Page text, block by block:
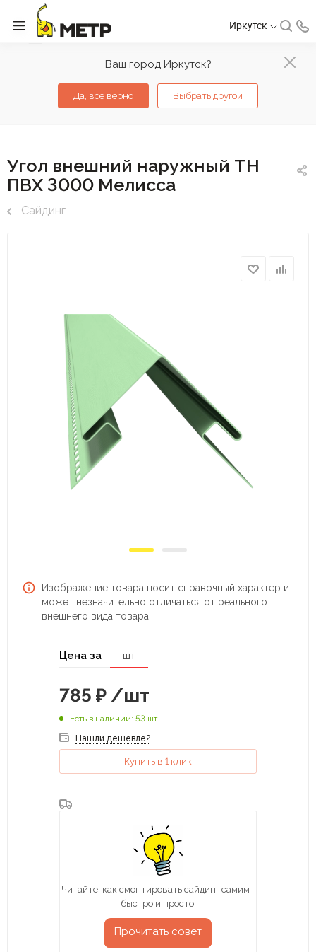
Ваш город Иркутск?
Да, все верно Выбрать другой
Иркутск
Угол внешний наружный ТН
ПВХ 3000 Мелисса
Сайдинг
Изображение товара носит справочный характер и
может незначительно отличаться от реального
внешнего вида товара.
Цена за шт
785 ₽ /шт
Есть в наличии: 53 шт
Нашли дешевле?
Купить в 1 клик
Читайте, как смонтировать сайдинг самим -
быстро и просто!
Прочитать совет